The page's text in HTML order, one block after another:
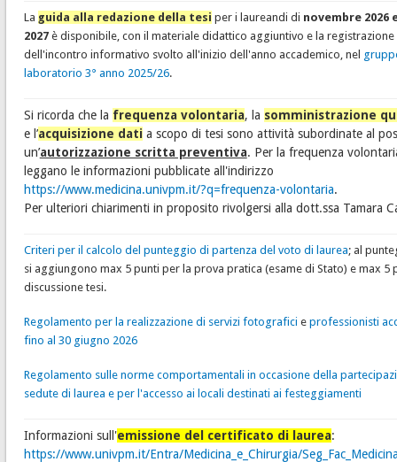
La guida alla redazione della tesi per i laureandi di novembre 2026
2027è disponibile, con il materiale didattico aggiuntivo e la registrazione
dell'incontro informativo svolto all'inizio dell'anno accademico, nel
laboratorio 3° anno 2025/26.
Si ricorda che la frequenza volontaria, la somministrazione
e l’acquisizione datia scopo di tesi sono attività subordinate al
un’autorizzazione scritta preventiva. Per la frequenza
leggano le informazioni pubblicate all'indirizzo
https://www.medicina.univpm.it/?q=frequenza-volontaria.
Per ulteriori chiarimenti in proposito rivolgersi alla dott.ssa Tamara
Criteri per il calcolo del punteggio di partenza del voto di laurea; al
si aggiungono max 5 punti per la prova pratica (esame di Stato) e max 5
discussione tesi.
Regolamento per la realizzazione di servizi fotografici e professionisti
fino al 30 giugno 2026
Regolamento sulle norme comportamentali in occasione della
sedute di laurea e per l'accesso ai locali destinati ai festeggiamenti
Informazioni sull'emissione del certificato di laurea:
https://www.univpm.it/Entra/Medicina_e_Chirurgia/